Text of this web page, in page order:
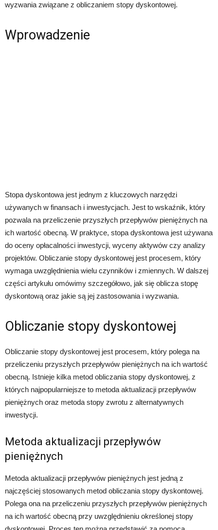
wyzwania związane z obliczaniem stopy dyskontowej.
Wprowadzenie
Stopa dyskontowa jest jednym z kluczowych narzędzi
używanych w finansach i inwestycjach. Jest to wskaźnik, który
pozwala na przeliczenie przyszłych przepływów pieniężnych na
ich wartość obecną. W praktyce, stopa dyskontowa jest używana
do oceny opłacalności inwestycji, wyceny aktywów czy analizy
projektów. Obliczanie stopy dyskontowej jest procesem, który
wymaga uwzględnienia wielu czynników i zmiennych. W dalszej
części artykułu omówimy szczegółowo, jak się oblicza stopę
dyskontową oraz jakie są jej zastosowania i wyzwania.
Obliczanie stopy dyskontowej
Obliczanie stopy dyskontowej jest procesem, który polega na
przeliczeniu przyszłych przepływów pieniężnych na ich wartość
obecną. Istnieje kilka metod obliczania stopy dyskontowej, z
których najpopularniejsze to metoda aktualizacji przepływów
pieniężnych oraz metoda stopy zwrotu z alternatywnych
inwestycji.
Metoda aktualizacji przepływów
pieniężnych
Metoda aktualizacji przepływów pieniężnych jest jedną z
najczęściej stosowanych metod obliczania stopy dyskontowej.
Polega ona na przeliczeniu przyszłych przepływów pieniężnych
na ich wartość obecną przy uwzględnieniu określonej stopy